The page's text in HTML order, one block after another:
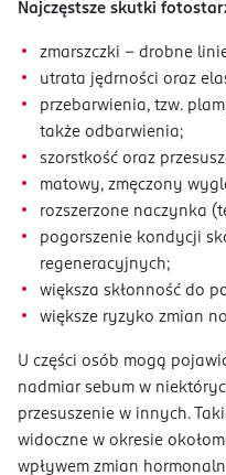
Najczęstsze skutki
zmarszczki – drobne
utrata jędrności oraz
przebarwienia, tzw.
także odbarwienia;
szorstkość oraz
matowy, zmęczony
rozszerzone naczynka
pogorszenie kondycji
regeneracyjnych;
większa skłonność do
większe ryzyko zmian
U części osób mogą
nadmiar sebum w
przesuszenie w innych.
widoczne w okresie
wpływem zmian